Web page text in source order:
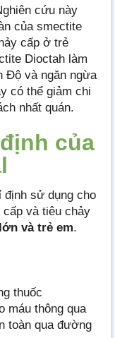
cứu này
của smectite
cấp ở trẻ
Dioctah làm
Độ và ngăn ngừa
có thể giảm chi
nhất quán.
của
sử dụng cho
và tiêu chảy
và trẻ em.
thuốc
máu thông qua
toàn qua đường